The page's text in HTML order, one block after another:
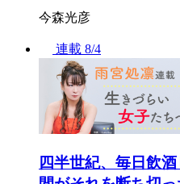
今森光彦
連載 8/4
四半世紀、毎日飲